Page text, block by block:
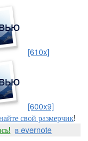
[610x]
[600x9]
свой размерчик!
в evernote